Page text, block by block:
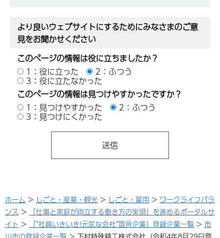
より良いウェブサイトにするためにみなさまのご意
見をお聞かせください
このページの情報は役に立ちましたか？
1：役に立った
2：ふつう
3：役に立たなかった
このページの情報は見つけやすかったですか？
1：見つけやすかった
2：ふつう
3：見つけにくかった
ホーム > しごと・産業・観光 > しごと・雇用 > ワークライフバラ
ンス >
「仕事と家庭が両立する働き方の実現」を進めるポータルサ
イト > 「“社員いきいき!元気な会社”宣言企業」登録企業一覧 > 市